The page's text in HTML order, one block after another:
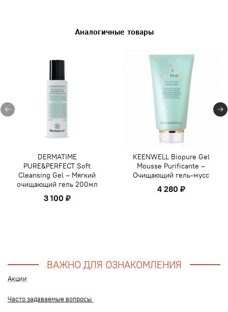
Аналогичные товары
DERMATIME
PURE&PERFECT Soft
Cleansing Gel – Мягкий
очищающий гель 200мл
3 100 ₽
KEENWELL Biopure Gel
Mousse Purificante –
Очищающий гель-мусс
4 280 ₽
ВАЖНО ДЛЯ ОЗНАКОМЛЕНИЯ
Акции
Часто задаваемые вопросы